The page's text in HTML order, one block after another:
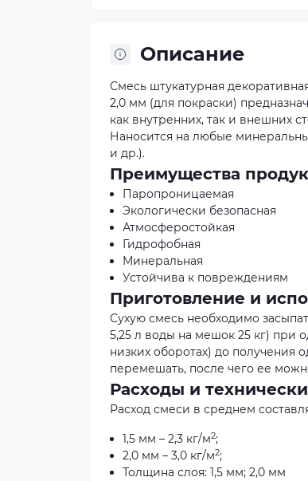
Описание
Смесь штукатурная
2,0 мм (для покраски)
как внутренних, так и внешних
Наносится на любые
и др.).
Преимущества
Паропроницаемая
Экологически безопасная
Атмосферостойкая
Гидрофобная
Минеральная
Устойчива к повреждениям
Приготовление и
Сухую смесь необходимо
5,25 л воды на мешок 25 кг)
низких оборотах) до получения
перемешать, после чего ее
Расходы и
Расход смеси в среднем
1,5 мм – 2,3 кг/м2;
2,0 мм – 3,0 кг/м2;
Толщина слоя: 1,5 мм; 2,0 мм